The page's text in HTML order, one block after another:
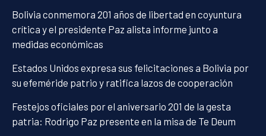
Bolivia conmemora 201 años de libertad en coyuntura
crítica y el presidente Paz alista informe junto a
medidas económicas
Estados Unidos expresa sus felicitaciones a Bolivia por
su efeméride patrio y ratifica lazos de cooperación
Festejos oficiales por el aniversario 201 de la gesta
patria: Rodrigo Paz presente en la misa de Te Deum